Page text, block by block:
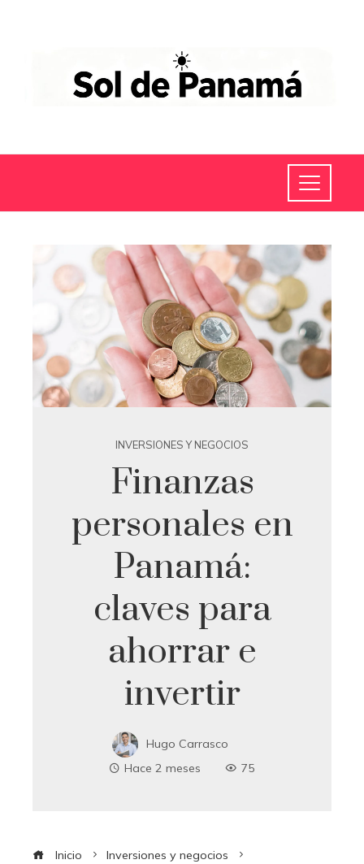
INVERSIONES Y NEGOCIOS
Finanzas
personales en
Panamá:
claves para
ahorrar e
invertir
Hugo Carrasco
Hace 2 meses
75
Inicio
Inversiones y negocios